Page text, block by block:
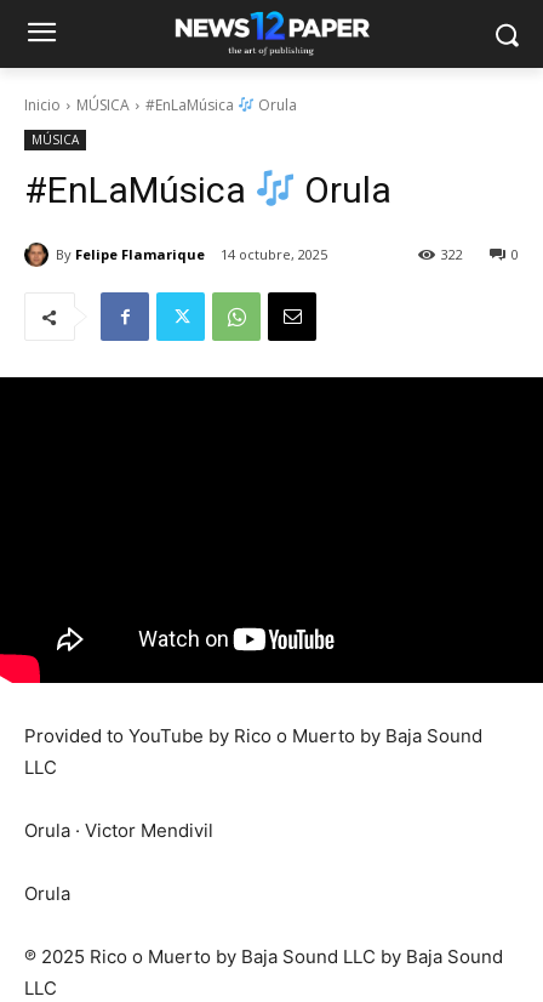
Inicio MÚSICA #EnLaMúsica Orula
MÚSICA
#EnLaMúsica Orula
By Felipe Flamarique 14 octubre, 2025 0
322
Provided to YouTube by Rico o Muerto by Baja Sound
LLC
Orula · Victor Mendivil
Orula
℗ 2025 Rico o Muerto by Baja Sound LLC by Baja Sound
LLC